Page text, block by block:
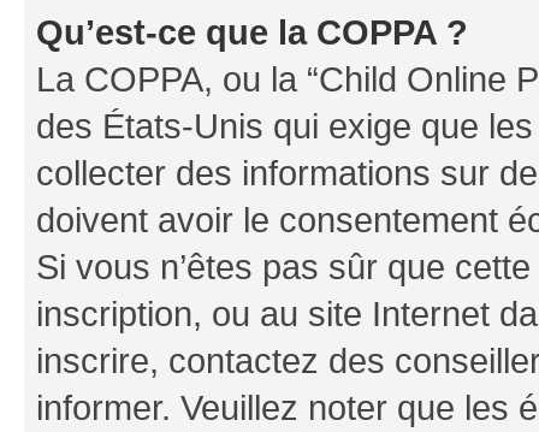
Qu’est-ce que la COPPA ?
La COPPA, ou la “Child Online
des États-Unis qui exige que
collecter des informations sur
doivent avoir le consentement
Si vous n’êtes pas sûr que
inscription, ou au site Internet
inscrire, contactez des
informer. Veuillez noter que les